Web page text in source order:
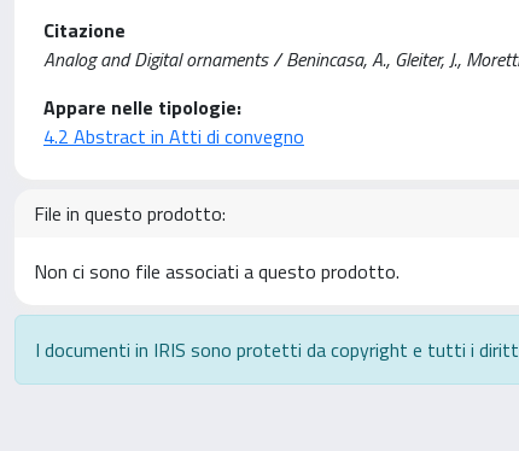
Citazione
Analog and Digital ornaments / Benincasa, A., Gleiter, J.,
Appare nelle tipologie:
4.2 Abstract in Atti di convegno
File in questo prodotto:
Non ci sono file associati a questo prodotto.
I documenti in IRIS sono protetti da copyright e tutti i